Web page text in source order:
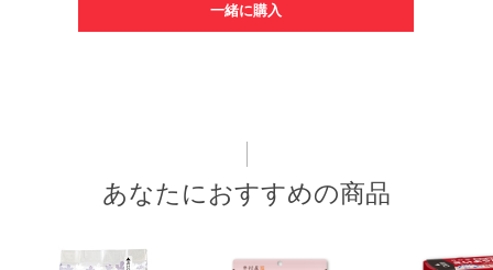
一緒に購入
あなたにおすすめの商品